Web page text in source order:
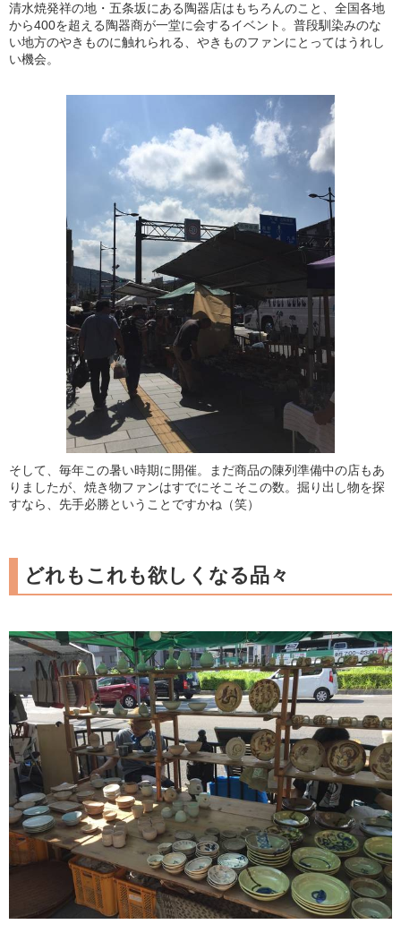
清水焼発祥の地・五条坂にある陶器店はもちろんのこと、全国各地
から400を超える陶器商が一堂に会するイベント。普段馴染みのな
い地方のやきものに触れられる、やきものファンにとってはうれし
い機会。
そして、毎年この暑い時期に開催。まだ商品の陳列準備中の店もあ
りましたが、焼き物ファンはすでにそこそこの数。掘り出し物を探
すなら、先手必勝ということですかね（笑）
どれもこれも欲しくなる品々